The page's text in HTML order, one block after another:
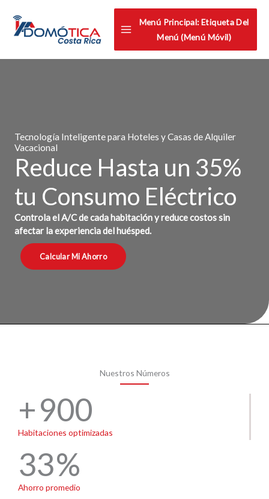
Menú Principal: Etiqueta Del
Menú (menú Móvil)
Tecnología Inteligente para Hoteles y Casas de Alquiler
Vacacional
Reduce Hasta un 35%
tu Consumo Eléctrico
Controla el A/C de cada habitación y reduce costos sin
afectar la experiencia del huésped.
Calcular Mi Ahorro
Nuestros Números
900
Habitaciones optimizadas
33
Ahorro promedio